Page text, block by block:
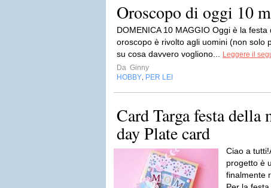
Oroscopo di oggi 10
DOMENICA 10 MAGGIO Oggi è la
oroscopo è rivolto agli uomini (non solo
su cosa davvero vogliono...
Leggere il
Da Ginny
HOBBY PER LEI
Card Targa festa della
day Plate card
Ciao a
progetto è
finalmente